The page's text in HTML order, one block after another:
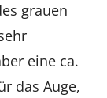
grauen
eine ca.
das Auge,